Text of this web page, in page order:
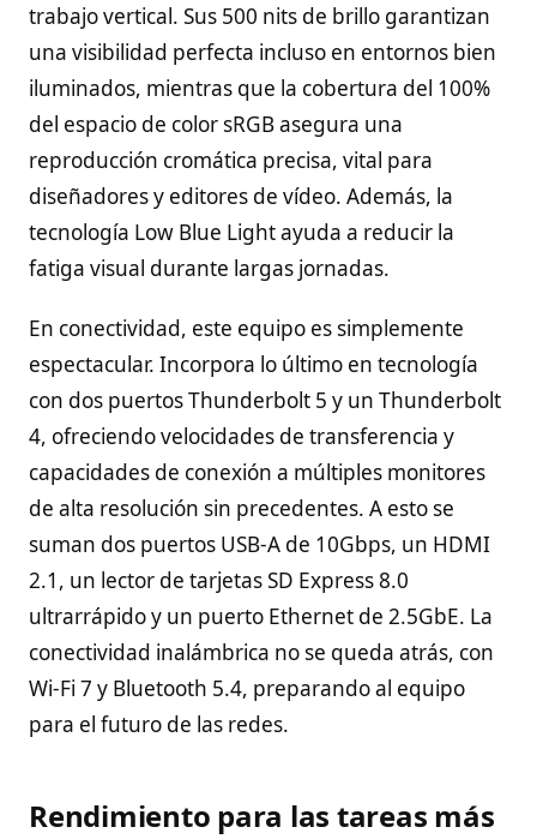
trabajo vertical. Sus 500 nits de brillo garantizan
una visibilidad perfecta incluso en entornos bien
iluminados, mientras que la cobertura del 100%
del espacio de color sRGB asegura una
reproducción cromática precisa, vital para
diseñadores y editores de vídeo. Además, la
tecnología Low Blue Light ayuda a reducir la
fatiga visual durante largas jornadas.
En conectividad, este equipo es simplemente
espectacular. Incorpora lo último en tecnología
con dos puertos Thunderbolt 5 y un Thunderbolt
4, ofreciendo velocidades de transferencia y
capacidades de conexión a múltiples monitores
de alta resolución sin precedentes. A esto se
suman dos puertos USB-A de 10Gbps, un HDMI
2.1, un lector de tarjetas SD Express 8.0
ultrarrápido y un puerto Ethernet de 2.5GbE. La
conectividad inalámbrica no se queda atrás, con
Wi-Fi 7 y Bluetooth 5.4, preparando al equipo
para el futuro de las redes.
Rendimiento para las tareas más